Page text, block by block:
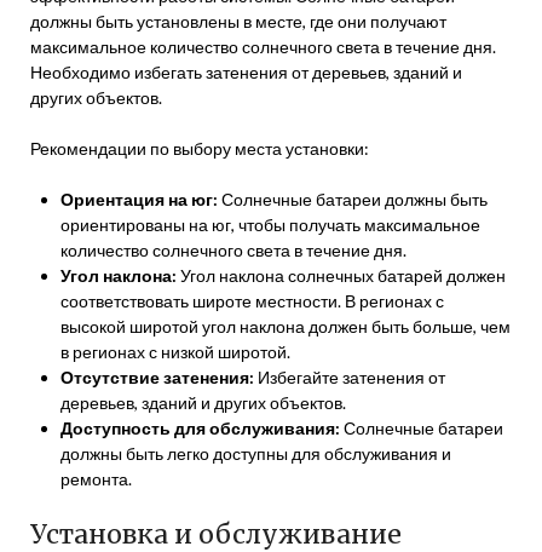
должны быть установлены в месте, где они получают
максимальное количество солнечного света в течение дня.
Необходимо избегать затенения от деревьев, зданий и
других объектов.
Рекомендации по выбору места установки:
Ориентация на юг: Солнечные батареи должны быть
ориентированы на юг, чтобы получать максимальное
количество солнечного света в течение дня.
Угол наклона: Угол наклона солнечных батарей должен
соответствовать широте местности. В регионах с
высокой широтой угол наклона должен быть больше, чем
в регионах с низкой широтой.
Отсутствие затенения: Избегайте затенения от
деревьев, зданий и других объектов.
Доступность для обслуживания: Солнечные батареи
должны быть легко доступны для обслуживания и
ремонта.
Установка и обслуживание